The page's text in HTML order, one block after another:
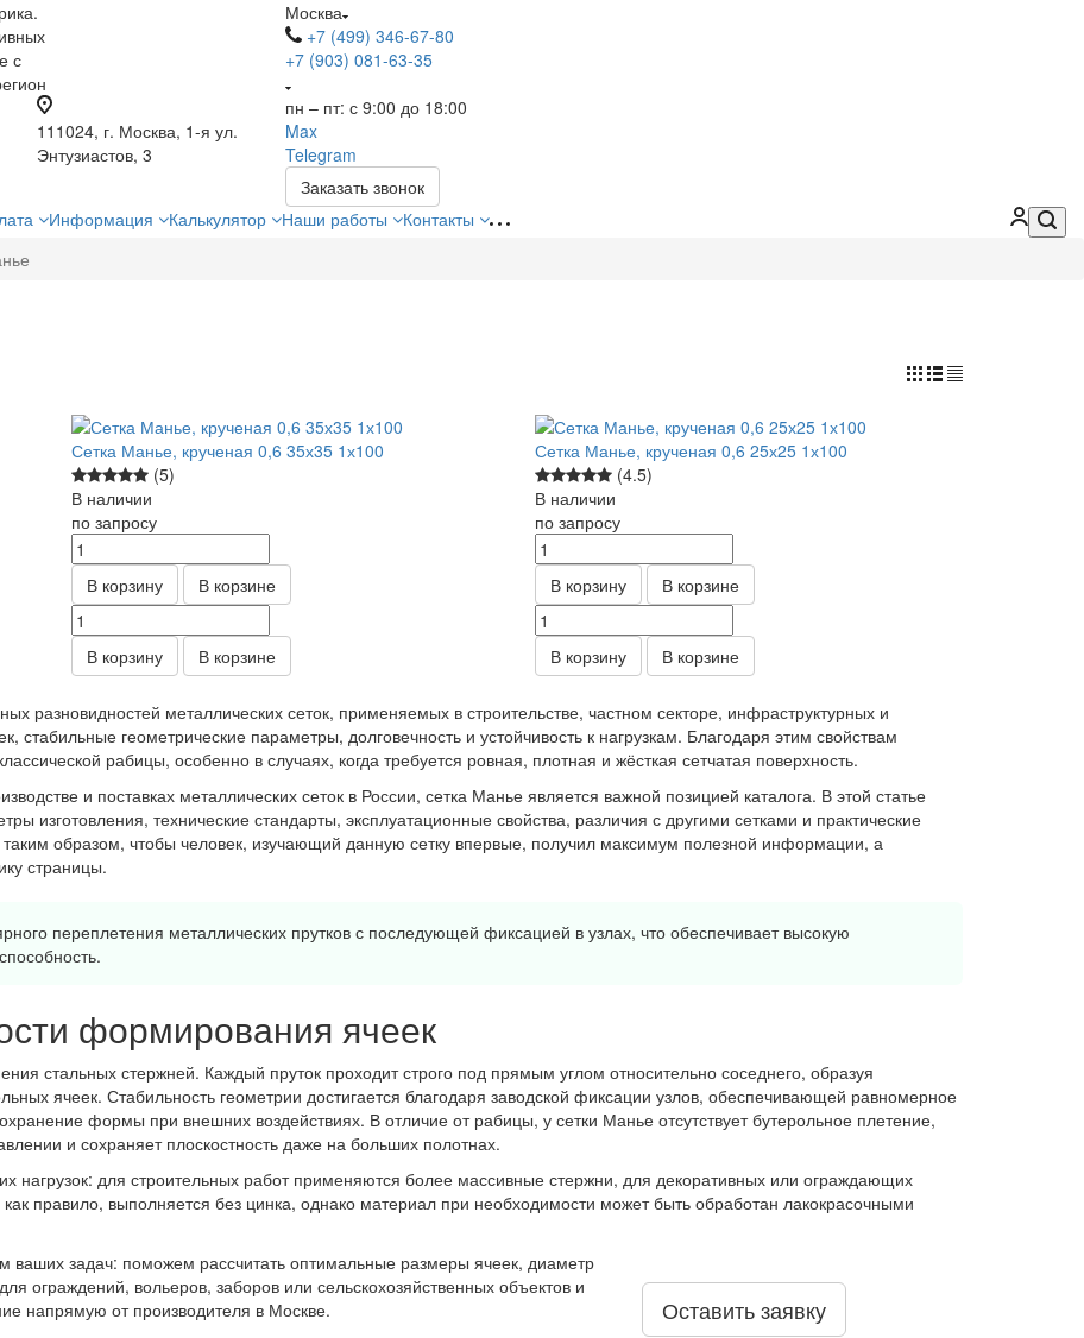
с
Москва
+7 (499) 346-67-80
+7 (903) 081-63-35
пн – пт: с 9:00 до 18:00
Max
Telegram
Заказать звонок
111024, г. Москва, 1-я ул.
Энтузиастов, 3
Информация Калькулятор Наши работы
Контакты
Сетка Манье, крученая 0,6 35х35 1х100
(5)
В наличии
по запросу
В корзину В корзине
В корзину В корзине
Сетка Манье, крученая 0,6 25х25 1х100
(4.5)
В наличии
по запросу
В корзину В корзине
В корзину В корзине
разновидностей металлических сеток, применяемых в строительстве, частном секторе, инфраструктурных и
стабильные геометрические параметры, долговечность и устойчивость к нагрузкам. Благодаря этим свойствам
рабицы, особенно в случаях, когда требуется ровная, плотная и жёсткая сетчатая поверхность.
и поставках металлических сеток в России, сетка Манье является важной позицией каталога. В этой статье
изготовления, технические стандарты, эксплуатационные свойства, различия с другими сетками и практические
образом, чтобы человек, изучающий данную сетку впервые, получил максимум полезной информации, а
страницы.
переплетения металлических прутков с последующей фиксацией в узлах, что обеспечивает высокую
формирования ячеек
стальных стержней. Каждый пруток проходит строго под прямым углом относительно соседнего, образуя
ячеек. Стабильность геометрии достигается благодаря заводской фиксации узлов, обеспечивающей равномерное
формы при внешних воздействиях. В отличие от рабицы, у сетки Манье отсутствует бутерольное плетение,
и сохраняет плоскостность даже на больших полотнах.
нагрузок: для строительных работ применяются более массивные стержни, для декоративных или ограждающих
правило, выполняется без цинка, однако материал при необходимости может быть обработан лакокрасочными
ваших задач: поможем рассчитать оптимальные размеры ячеек, диаметр
ограждений, вольеров, заборов или сельскохозяйственных объектов и
напрямую от производителя в Москве.
Оставить заявку